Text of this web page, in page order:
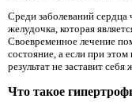
Среди заболеваний сердца
желудочка, которая
Своевременное лечение
состояние, а если при
результат не заставит себя
Что такое